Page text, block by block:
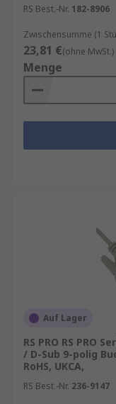
RS Best.-Nr. 182-8906
Zwischensumme (1
23,81 €(ohne MwSt.)
Menge
Auf Lager
RS PRO RS PRO
/ D-Sub 9-polig
RoHS, UKCA,
RS Best.-Nr. 236-9147